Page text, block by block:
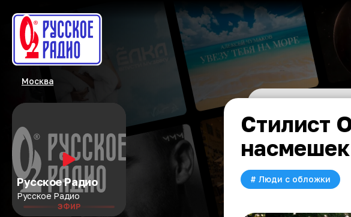
Москва
Русское Радио
Русское Радио
ЭФИР
Стилист
# Люди с обложки